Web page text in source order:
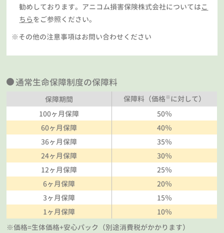
勧めしております。アニコム損害保険株式会社についてはこ
ちらをご参照ください。
※その他の注意事項はお問い合わせください
通常生命保障制度の保障料
保障期間 保障料（価格※に対して）
100ヶ月保障
50％
60ヶ月保障
40％
36ヶ月保障
35％
24ヶ月保障
30％
12ヶ月保障
25％
6ヶ月保障
20％
3ヶ月保障
15％
1ヶ月保障
10％
※価格=生体価格+安心パック（別途消費税がかかります）